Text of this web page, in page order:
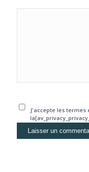
J'accepte les termes
confidentialité[/